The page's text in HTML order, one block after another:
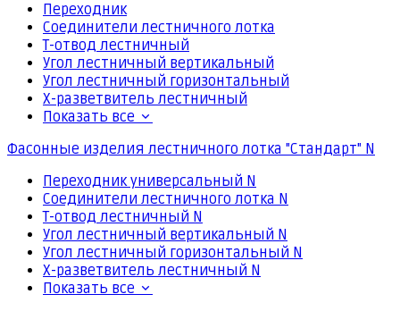
Переходник
Соединители лестничного лотка
Т-отвод лестничный
Угол лестничный вертикальный
Угол лестничный горизонтальный
Х-разветвитель лестничный
Показать все
Фасонные изделия лестничного лотка "Стандарт" N
Переходник универсальный N
Соединители лестничного лотка N
Т-отвод лестничный N
Угол лестничный вертикальный N
Угол лестничный горизонтальный N
Х-разветвитель лестничный N
Показать все